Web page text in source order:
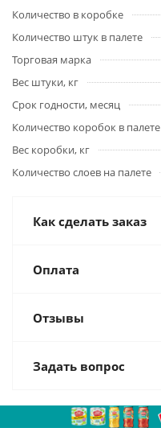
Количество в коробке
Количество штук в палете
Торговая марка
Вес штуки, кг
Срок годности, месяц
Количество коробок в палете
Вес коробки, кг
Количество слоев на палете
Как сделать заказ
Оплата
Отзывы
Задать вопрос